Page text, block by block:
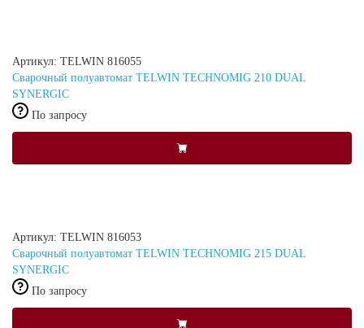
Артикул: TELWIN 816055
Сварочный полуавтомат TELWIN TECHNOMIG 210 DUAL
SYNERGIC
По запросу
Артикул: TELWIN 816053
Сварочный полуавтомат TELWIN TECHNOMIG 215 DUAL
SYNERGIC
По запросу